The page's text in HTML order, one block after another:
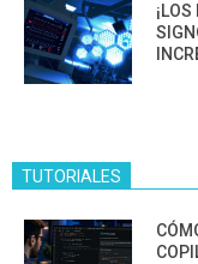
TUTORIALES